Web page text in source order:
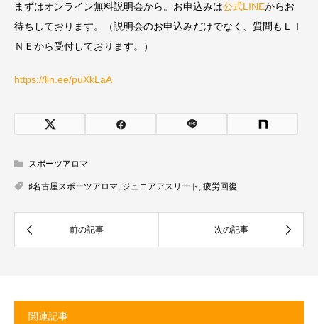
まずはオンライン無料説明会から。お申込みは公式LINEからお
待ちしております。（説明会のお申込みだけでなく、質問もＬＩ
ＮＥから受付しております。）
https://lin.ee/puXkLaA
スポーツアロマ
♯名古屋スポーツアロマ, ジュニアアスリート , 疲労回復
関連記事